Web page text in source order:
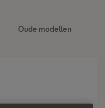
Oude modellen